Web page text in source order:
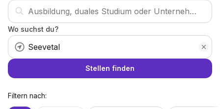
Wo suchst du?
Stellen finden
Filtern nach: